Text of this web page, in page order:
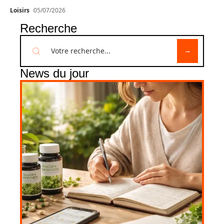
Loisirs 05/07/2026
Recherche
News du jour